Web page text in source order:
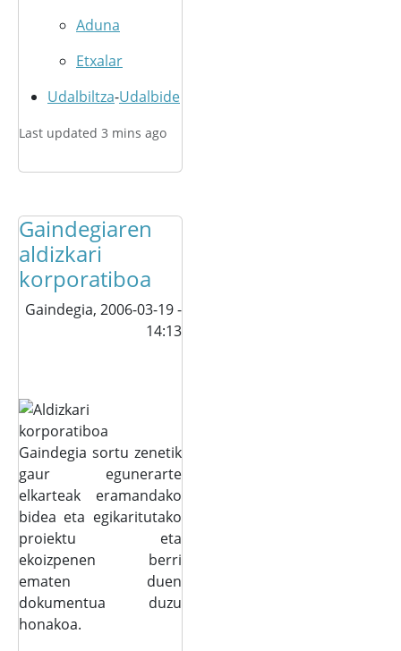
Aduna
Etxalar
Udalbiltza-Udalbide
Last updated 3 mins ago
Gaindegiaren
aldizkari
korporatiboa
Gaindegia, 2006-03-19 -
14:13
Gaindegia sortu zenetik
gaur egunerarte
elkarteak eramandako
bidea eta egikaritutako
proiektu eta
ekoizpenen berri
ematen duen
dokumentua duzu
honakoa.